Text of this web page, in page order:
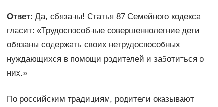
Ответ: Да, обязаны! Статья 87 Семейного кодекса
гласит: «Трудоспособные совершеннолетние дети
обязаны содержать своих нетрудоспособных
нуждающихся в помощи родителей и заботиться о
них.»
По российским традициям, родители оказывают